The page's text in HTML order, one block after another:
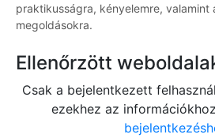
praktikusságra, kényelemre, valamint
megoldásokra.
Ellenőrzött
Csak a bejelentkezett
ezekhez az